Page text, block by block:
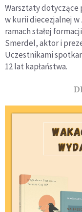
Warsztaty dotyczące
w kurii diecezjalnej w
ramach stałej
Smerdel, aktor i
Uczestnikami
12 lat kapłaństwa.